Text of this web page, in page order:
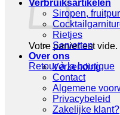
Votre panier est vide.
Retour à la boutique
Verbruiksartikelen
Siropen,
Rietjes
Servetten
Over ons
Verzending
Contact
Algemene
Privacybeleid
Zakelijke klant?